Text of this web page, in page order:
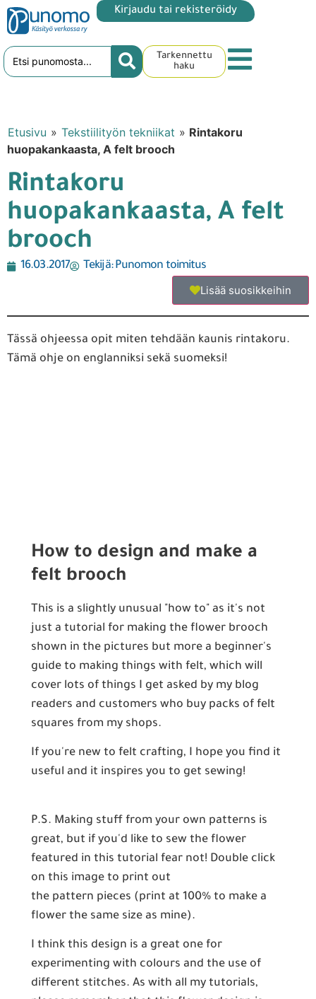
Kirjaudu tai rekisteröidy
Tarkennettu
haku
Etusivu » Tekstiilityön tekniikat » Rintakoru
huopakankaasta, A felt brooch
Rintakoru
huopakankaasta, A felt
brooch
16.03.2017 Tekijä:Punomon toimitus
Lisää suosikkeihin
Tässä ohjeessa opit miten tehdään kaunis rintakoru.
Tämä ohje on englanniksi sekä suomeksi!
How to design and make a
felt brooch
This is a slightly unusual "how to" as it's not
just a tutorial for making the flower brooch
shown in the pictures but more a beginner's
guide to making things with felt, which will
cover lots of things I get asked by my blog
readers and customers who buy packs of felt
squares from my shops.
If you're new to felt crafting, I hope you find it
useful and it inspires you to get sewing!
P.S. Making stuff from your own patterns is
great, but if you'd like to sew the flower
featured in this tutorial fear not! Double click
on this image to print out
the pattern pieces (print at 100% to make a
flower the same size as mine).
I think this design is a great one for
experimenting with colours and the use of
different stitches. As with all my tutorials,